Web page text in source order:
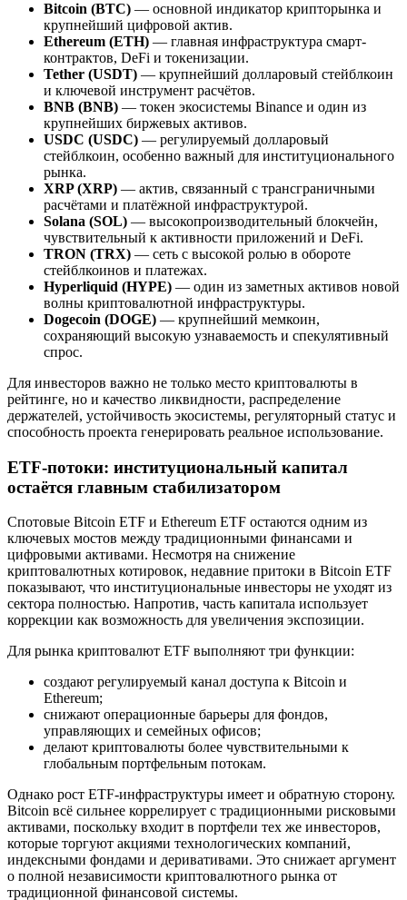
Bitcoin (BTC) — основной индикатор крипторынка и
крупнейший цифровой актив.
Ethereum (ETH) — главная инфраструктура смарт-
контрактов, DeFi и токенизации.
Tether (USDT) — крупнейший долларовый стейблкоин
и ключевой инструмент расчётов.
BNB (BNB) — токен экосистемы Binance и один из
крупнейших биржевых активов.
USDC (USDC) — регулируемый долларовый
стейблкоин, особенно важный для институционального
рынка.
XRP (XRP) — актив, связанный с трансграничными
расчётами и платёжной инфраструктурой.
Solana (SOL) — высокопроизводительный блокчейн,
чувствительный к активности приложений и DeFi.
TRON (TRX) — сеть с высокой ролью в обороте
стейблкоинов и платежах.
Hyperliquid (HYPE) — один из заметных активов новой
волны криптовалютной инфраструктуры.
Dogecoin (DOGE) — крупнейший мемкоин,
сохраняющий высокую узнаваемость и спекулятивный
спрос.
Для инвесторов важно не только место криптовалюты в
рейтинге, но и качество ликвидности, распределение
держателей, устойчивость экосистемы, регуляторный статус и
способность проекта генерировать реальное использование.
ETF-потоки: институциональный капитал
остаётся главным стабилизатором
Спотовые Bitcoin ETF и Ethereum ETF остаются одним из
ключевых мостов между традиционными финансами и
цифровыми активами. Несмотря на снижение
криптовалютных котировок, недавние притоки в Bitcoin ETF
показывают, что институциональные инвесторы не уходят из
сектора полностью. Напротив, часть капитала использует
коррекции как возможность для увеличения экспозиции.
Для рынка криптовалют ETF выполняют три функции:
создают регулируемый канал доступа к Bitcoin и
Ethereum;
снижают операционные барьеры для фондов,
управляющих и семейных офисов;
делают криптовалюты более чувствительными к
глобальным портфельным потокам.
Однако рост ETF-инфраструктуры имеет и обратную сторону.
Bitcoin всё сильнее коррелирует с традиционными рисковыми
активами, поскольку входит в портфели тех же инвесторов,
которые торгуют акциями технологических компаний,
индексными фондами и деривативами. Это снижает аргумент
о полной независимости криптовалютного рынка от
традиционной финансовой системы.